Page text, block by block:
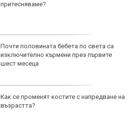
притесняваме?
Почти половината бебета по света са
изключително кърмени през първите
шест месеца
Как се променят костите с напредване на
възрастта?